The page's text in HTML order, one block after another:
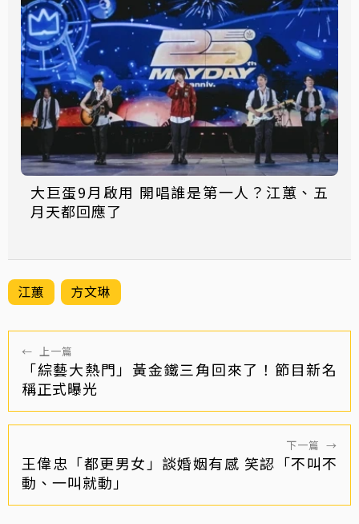
大巨蛋9月啟用 開唱誰是第一人？江蕙、五
月天都回應了
江蕙 方文琳
← 上一篇
「綜藝大熱門」黃金鐵三角回來了！節目新名
稱正式曝光
下一篇 →
王偉忠「都更男女」談婚姻有感 笑認「不叫不
動、一叫就動」